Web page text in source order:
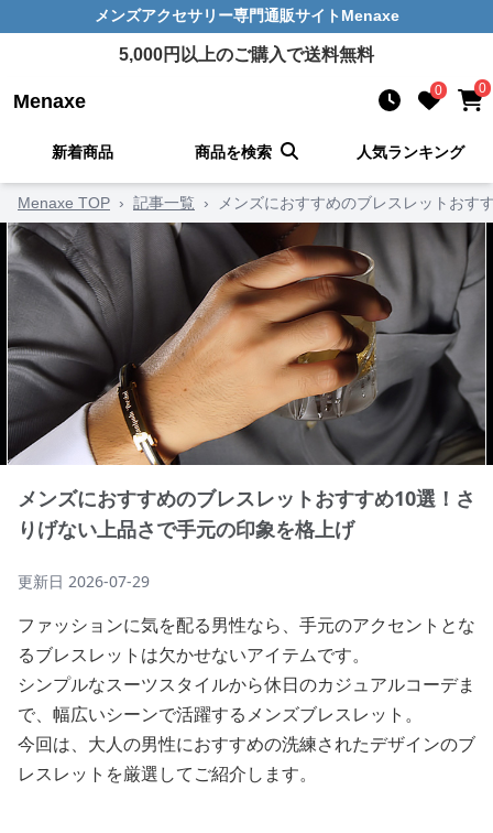
メンズアクセサリー専門通販サイト Menaxe
5,000円以上のご購入で送料無料
Menaxe 0 0
新着商品 商品を検索 人気ランキング
Menaxe TOP › 記事一覧 › メンズにおすすめのブレスレットおす
メンズにおすすめのブレスレットおすすめ10選！さ
りげない上品さで手元の印象を格上げ
更新日 2026-07-29
ファッションに気を配る男性なら、手元のアクセントとな
るブレスレットは欠かせないアイテムです。
シンプルなスーツスタイルから休日のカジュアルコーデま
で、幅広いシーンで活躍するメンズブレスレット。
今回は、大人の男性におすすめの洗練されたデザインのブ
レスレットを厳選してご紹介します。